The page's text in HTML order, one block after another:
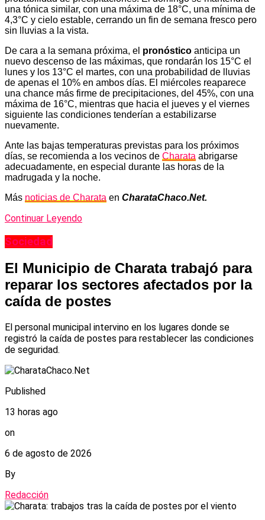
una tónica similar, con una máxima de 18°C, una mínima de
4,3°C y cielo estable, cerrando un fin de semana fresco pero
sin lluvias a la vista.
De cara a la semana próxima, el pronóstico anticipa un
nuevo descenso de las máximas, que rondarán los 15°C el
lunes y los 13°C el martes, con una probabilidad de lluvias
de apenas el 10% en ambos días. El miércoles reaparece
una chance más firme de precipitaciones, del 45%, con una
máxima de 16°C, mientras que hacia el jueves y el viernes
siguiente las condiciones tenderían a estabilizarse
nuevamente.
Ante las bajas temperaturas previstas para los próximos
días, se recomienda a los vecinos de Charata abrigarse
adecuadamente, en especial durante las horas de la
madrugada y la noche.
Más noticias de Charata en CharataChaco.Net.
Continuar Leyendo
Sociedad
El Municipio de Charata trabajó para
reparar los sectores afectados por la
caída de postes
El personal municipal intervino en los lugares donde se
registró la caída de postes para restablecer las condiciones
de seguridad.
Published
13 horas ago
on
6 de agosto de 2026
By
Redacción